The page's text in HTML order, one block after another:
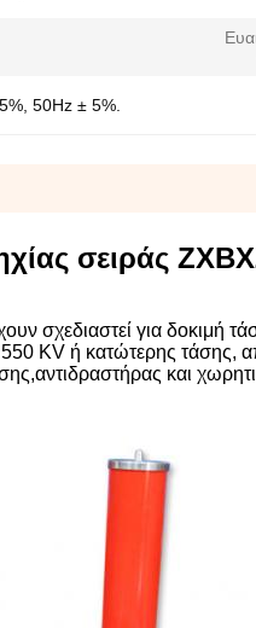
50Hz ± 5%.
σειράς
σχεδιαστεί για δοκιμή
KV ή κατώτερης τάσης,
και